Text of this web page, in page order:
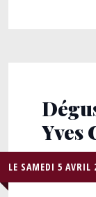
Yves
LE SAMEDI 5 AVRIL